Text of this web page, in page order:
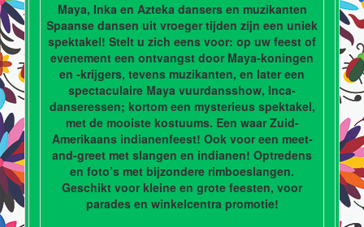
Maya, Inka en Azteka dansers en muzikanten
Spaanse dansen uit vroeger tijden zijn een uniek
spektakel! Stelt u zich eens voor: op uw feest of
evenement een ontvangst door Maya-koningen
en -krijgers, tevens muzikanten, en later een
spectaculaire Maya vuurdansshow, Inca-
danseressen; kortom een mysterieus spektakel,
met de mooiste kostuums. Een waar Zuid-
Amerikaans indianenfeest! Ook voor een meet-
and-greet met slangen en indianen! Optredens
en foto’s met bijzondere rimboeslangen.
Geschikt voor kleine en grote feesten, voor
parades en winkelcentra promotie!